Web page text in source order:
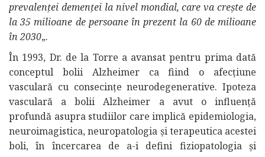
prevalenței demenței la nivel mondial, care va crește de
la 35 milioane de persoane în prezent la 60 de milioane
în 2030„.
În 1993, Dr. de la Torre a avansat pentru prima dată
conceptul bolii Alzheimer ca fiind o afecțiune
vasculară cu consecințe neurodegenerative. Ipoteza
vasculară a bolii Alzheimer a avut o influență
profundă asupra studiilor care implică epidemiologia,
neuroimagistica, neuropatologia și terapeutica acestei
boli, în încercarea de a-i defini fiziopatologia și